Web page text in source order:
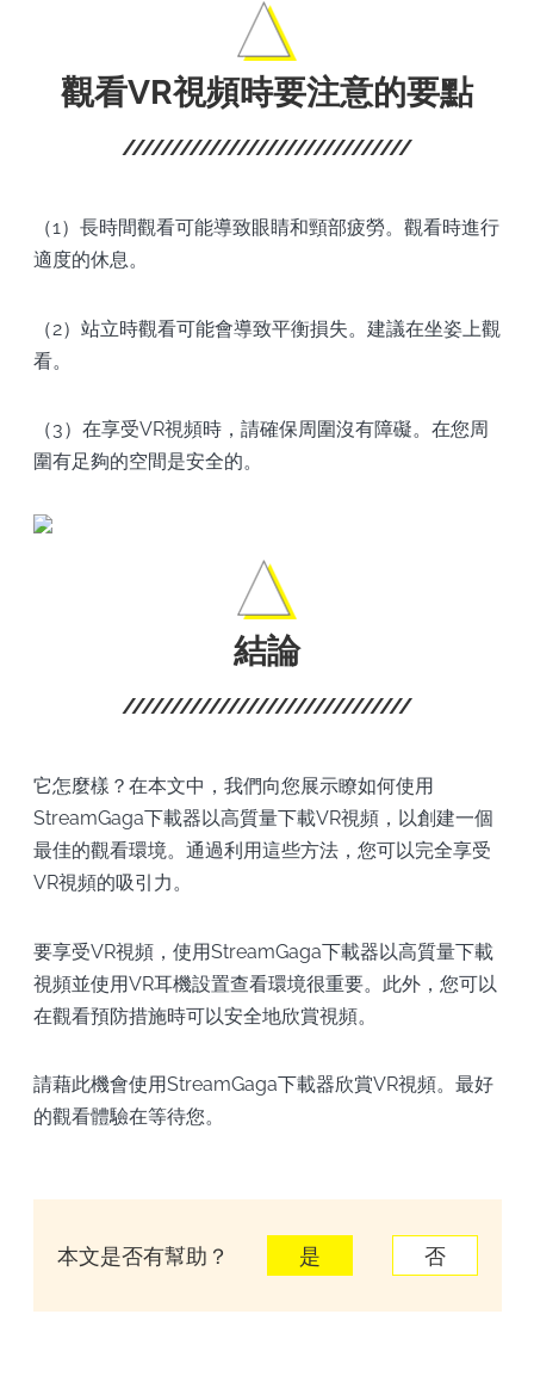
觀看VR視頻時要注意的要點
（1）長時間觀看可能導致眼睛和頸部疲勞。觀看時進行
適度的休息。
（2）站立時觀看可能會導致平衡損失。建議在坐姿上觀
看。
（3）在享受VR視頻時，請確保周圍沒有障礙。在您周
圍有足夠的空間是安全的。
結論
它怎麼樣？在本文中，我們向您展示瞭如何使用
StreamGaga下載器以高質量下載VR視頻，以創建一個
最佳的觀看環境。通過利用這些方法，您可以完全享受
VR視頻的吸引力。
要享受VR視頻，使用StreamGaga下載器以高質量下載
視頻並使用VR耳機設置查看環境很重要。此外，您可以
在觀看預防措施時可以安全地欣賞視頻。
請藉此機會使用StreamGaga下載器欣賞VR視頻。最好
的觀看體驗在等待您。
本文是否有幫助？ 是 否